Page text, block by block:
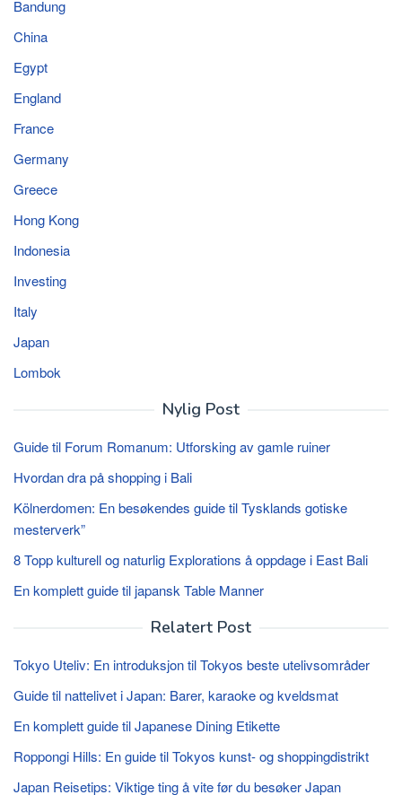
Bandung
China
Egypt
England
France
Germany
Greece
Hong Kong
Indonesia
Investing
Italy
Japan
Lombok
Nylig Post
Guide til Forum Romanum: Utforsking av gamle ruiner
Hvordan dra på shopping i Bali
Kölnerdomen: En besøkendes guide til Tysklands gotiske
mesterverk”
8 Topp kulturell og naturlig Explorations å oppdage i East Bali
En komplett guide til japansk Table Manner
Relatert Post
Tokyo Uteliv: En introduksjon til Tokyos beste utelivsområder
Guide til nattelivet i Japan: Barer, karaoke og kveldsmat
En komplett guide til Japanese Dining Etikette
Roppongi Hills: En guide til Tokyos kunst- og shoppingdistrikt
Japan Reisetips: Viktige ting å vite før du besøker Japan